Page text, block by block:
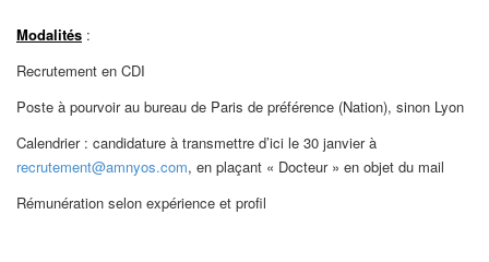
Modalités :
Recrutement en CDI
Poste à pourvoir au bureau de Paris de préférence (Nation), sinon Lyon
Calendrier : candidature à transmettre d’ici le 30 janvier à
recrutement@amnyos.com, en plaçant « Docteur » en objet du mail
Rémunération selon expérience et profil